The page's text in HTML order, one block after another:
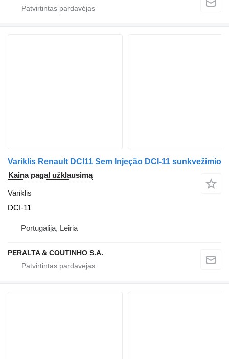
Variklis Renault DCI11 Sem Injeção DCI-11 sunkvežimio
Kaina pagal užklausimą
Variklis
DCI-11
Portugalija, Leiria
PERALTA & COUTINHO S.A.